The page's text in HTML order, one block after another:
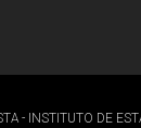
- INSTITUTO DE